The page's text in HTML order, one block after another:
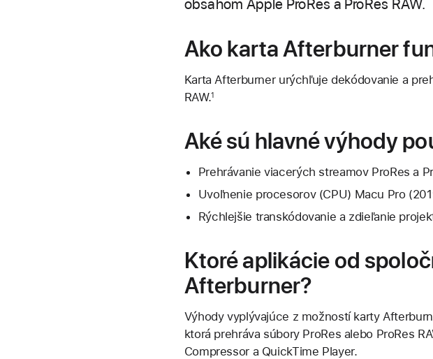
obsahom Apple ProRes a ProRes RAW.
Ako karta Afterburner
Karta Afterburner urýchľuje dekódovanie a
RAW.1
Aké sú hlavné výhody
Prehrávanie viacerých streamov ProRes a
Uvoľnenie procesorov (CPU) Macu Pro
Rýchlejšie transkódovanie a zdieľanie
Ktoré aplikácie od
Afterburner?
Výhody vyplývajúce z možností karty
ktorá prehráva súbory ProRes alebo ProRes
Compressor a QuickTime Player.